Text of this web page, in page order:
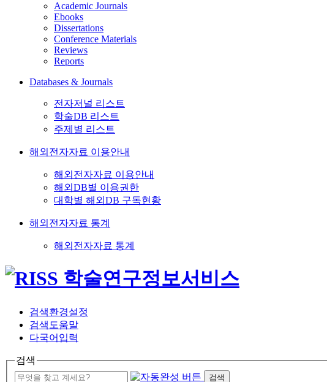
Academic Journals
Ebooks
Dissertations
Conference Materials
Reviews
Reports
Databases & Journals
전자저널 리스트
학술DB 리스트
주제별 리스트
해외전자자료 이용안내
해외전자자료 이용안내
해외DB별 이용권한
대학별 해외DB 구독현황
해외전자자료 통계
해외전자자료 통계
검색환경설정
검색도움말
다국어입력
검색
검색